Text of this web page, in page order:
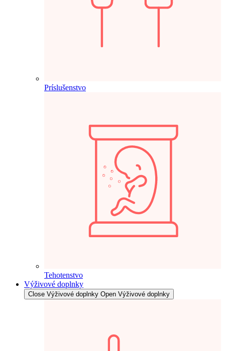
Príslušenstvo
Tehotenstvo
Výživové doplnky
Close Výživové doplnky Open Výživové doplnky